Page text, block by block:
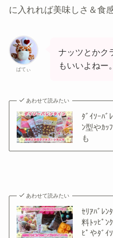
に入れれば美味しさ＆食
ぱてぃ
ナッツとかク
もいいよねー。
あわせて読みたい
ﾀﾞｲｿｰﾊﾞ
ﾝ型やｶｯ
も
あわせて読みたい
ｾﾘｱﾊﾞﾚﾝ
料ﾄｯﾋﾟﾝ
ﾋﾟやﾀﾞｲ